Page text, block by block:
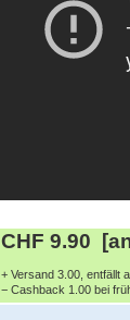
CHF 9.90
+ Versand 3.00, entfällt
− Cashback 1.00 bei